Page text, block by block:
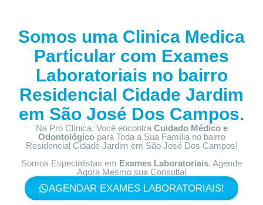
Somos uma Clinica Medica
Particular com Exames
Laboratoriais no bairro
Residencial Cidade Jardim
em São José Dos Campos.
Na Pró Clínica, Você encontra Cuidado Médico e
Odontológicopara Toda a Sua Família no bairro
Residencial Cidade Jardim em São José Dos Campos!
Somos Especialistas em Exames Laboratoriais. Agende
Agora Mesmo sua Consulta!
AGENDAR EXAMES LABORATORIAIS!